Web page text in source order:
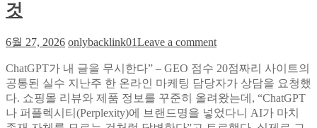
단
나
로
사
이
것
6월 27, 2026 onlybacklink01Leave a commenton
검
색
에
서
ChatGPT가 내 글을 무시한다” – GEO 점수 20점짜리 사이트의
공통된 실수 지난주 한 온라인 마케팅 담당자가 상담을 요청했
다. 쇼핑몰 리뷰와 제품 정보를 꾸준히 올려왔는데, “ChatGPT
나 퍼플렉시티(Perplexity)에 브랜드명을 넣었다니 AI가 마치